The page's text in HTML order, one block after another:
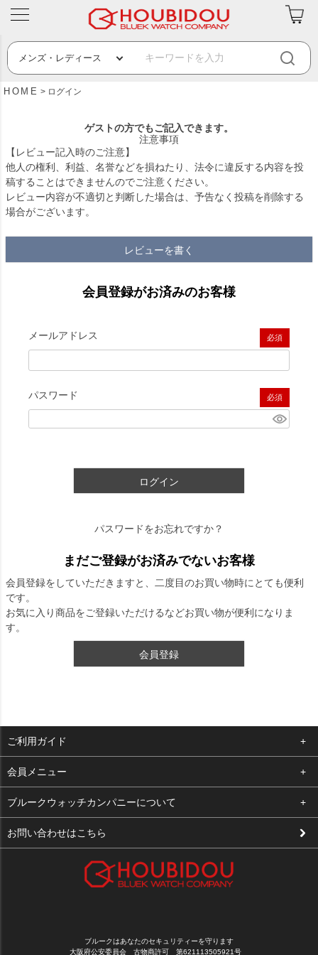
HOME ログイン
ゲストの方でもご記入できます。
注意事項
【レビュー記入時のご注意】
他人の権利、利益、名誉などを損ねたり、法令に違反する内容を投
稿することはできませんのでご注意ください。
レビュー内容が不適切と判断した場合は、予告なく投稿を削除する
場合がございます。
レビューを書く
会員登録がお済みのお客様
メールアドレス
(必須)
パスワード
(必須)
ログイン
パスワードをお忘れですか？
まだご登録がお済みでないお客様
会員登録をしていただきますと、二度目のお買い物時にとても便利
です。
お気に入り商品をご登録いただけるなどお買い物が便利になりま
す。
会員登録
ご利用ガイド
よくある質問
支払い・送料
修理依頼
会員メニュー
ログイン
お気に入り
ブルークウォッチカンパニーについて
会社概要
お問い合わせはこちら
ブルークはあなたのセキュリティーを守ります
大阪府公安委員会 古物商許可 第621113505921号